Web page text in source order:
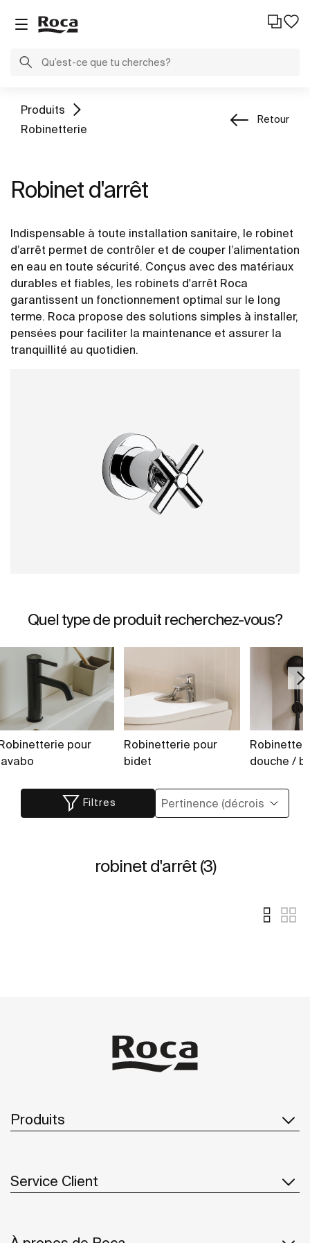
Produits
Robinetterie
Retour
Robinet d'arrêt
Indispensable à toute installation sanitaire, le robinet
d’arrêt permet de contrôler et de couper l’alimentation
en eau en toute sécurité. Conçus avec des matériaux
durables et fiables, les robinets d'arrêt Roca
garantissent un fonctionnement optimal sur le long
terme. Roca propose des solutions simples à installer,
pensées pour faciliter la maintenance et assurer la
tranquillité au quotidien.
Quel type de produit recherchez-vous?
pour
Robinetterie pour
bidet
douche /
Filtres
robinet d'arrêt (3)
Produits
Service Client